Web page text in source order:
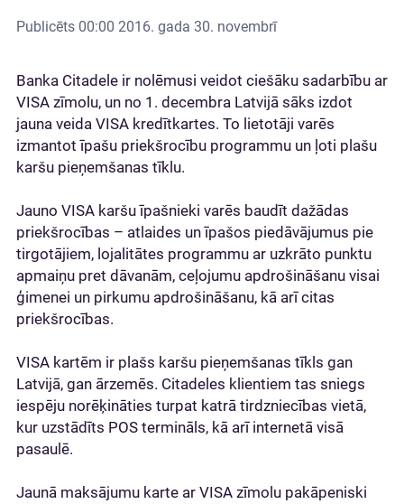
Publicēts 00:00 2016. gada 30. novembrī
Banka Citadele ir nolēmusi veidot ciešāku sadarbību ar
VISA zīmolu, un no 1. decembra Latvijā sāks izdot
jauna veida VISA kredītkartes. To lietotāji varēs
izmantot īpašu priekšrocību programmu un ļoti plašu
karšu pieņemšanas tīklu.
Jauno VISA karšu īpašnieki varēs baudīt dažādas
priekšrocības – atlaides un īpašos piedāvājumus pie
tirgotājiem, lojalitātes programmu ar uzkrāto punktu
apmaiņu pret dāvanām, ceļojumu apdrošināšanu visai
ģimenei un pirkumu apdrošināšanu, kā arī citas
priekšrocības.
VISA kartēm ir plašs karšu pieņemšanas tīkls gan
Latvijā, gan ārzemēs. Citadeles klientiem tas sniegs
iespēju norēķināties turpat katrā tirdzniecības vietā,
kur uzstādīts POS termināls, kā arī internetā visā
pasaulē.
Jaunā maksājumu karte ar VISA zīmolu pakāpeniski